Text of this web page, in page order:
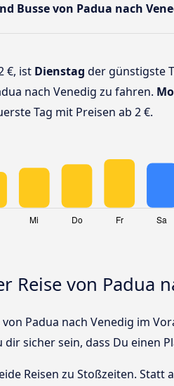
Busse von Padua nach
€, ist Dienstag der günstigste
nach Venedig zu fahren.
Tag mit Preisen ab 2 €.
Reise von Padua
Padua nach Venedig im
sicher sein, dass Du einen
Reisen zu Stoßzeiten.